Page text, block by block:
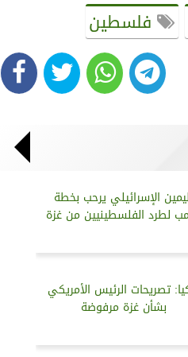
فلسطين
الإسرائيلي يرحب بخطة
لطرد الفلسطينيين من غزة
تصريحات الرئيس الأمريكي
بشأن غزة مرفوضة